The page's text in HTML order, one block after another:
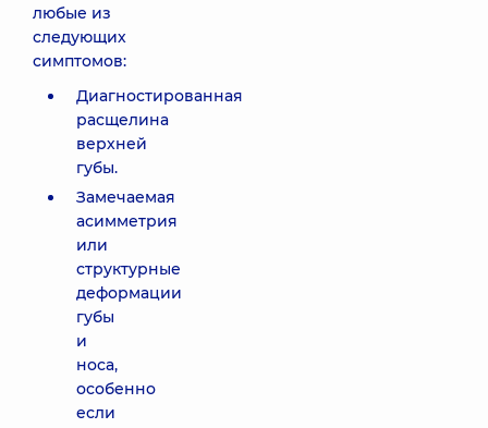
любые из
следующих
симптомов:
Диагностированная
расщелина
верхней
губы.
Замечаемая
асимметрия
или
структурные
деформации
губы
и
носа,
особенно
если